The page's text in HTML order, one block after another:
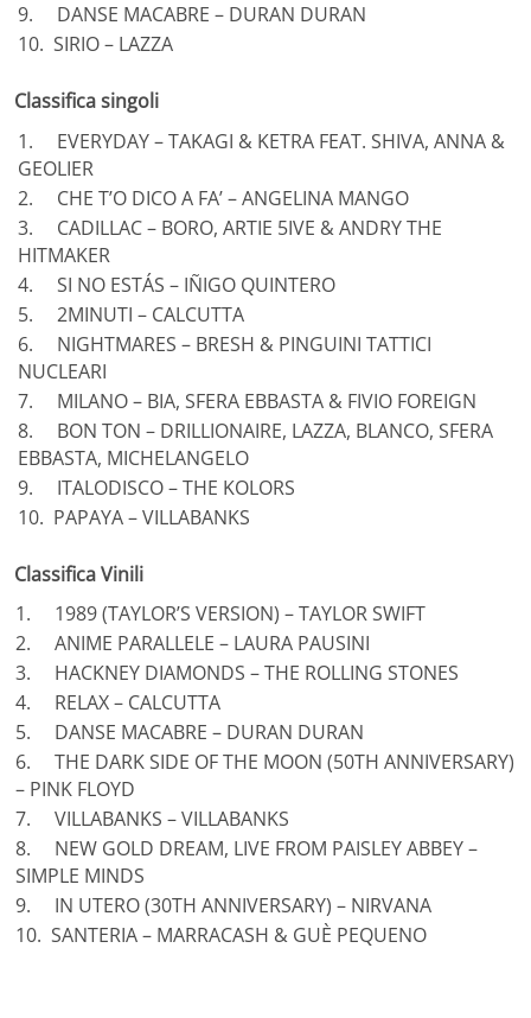
9. DANSE MACABRE – DURAN DURAN
10. SIRIO – LAZZA
Classifica singoli
1. EVERYDAY – TAKAGI & KETRA FEAT. SHIVA, ANNA &
GEOLIER
2. CHE T’O DICO A FA’ – ANGELINA MANGO
3. CADILLAC – BORO, ARTIE 5IVE & ANDRY THE
HITMAKER
4. SI NO ESTÁS – IÑIGO QUINTERO
5. 2MINUTI – CALCUTTA
6. NIGHTMARES – BRESH & PINGUINI TATTICI
NUCLEARI
7. MILANO – BIA, SFERA EBBASTA & FIVIO FOREIGN
8. BON TON – DRILLIONAIRE, LAZZA, BLANCO, SFERA
EBBASTA, MICHELANGELO
9. ITALODISCO – THE KOLORS
10. PAPAYA – VILLABANKS
Classifica Vinili
1. 1989 (TAYLOR’S VERSION) – TAYLOR SWIFT
2. ANIME PARALLELE – LAURA PAUSINI
3. HACKNEY DIAMONDS – THE ROLLING STONES
4. RELAX – CALCUTTA
5. DANSE MACABRE – DURAN DURAN
6. THE DARK SIDE OF THE MOON (50TH ANNIVERSARY)
– PINK FLOYD
7. VILLABANKS – VILLABANKS
8. NEW GOLD DREAM, LIVE FROM PAISLEY ABBEY –
SIMPLE MINDS
9. IN UTERO (30TH ANNIVERSARY) – NIRVANA
10. SANTERIA – MARRACASH & GUÈ PEQUENO